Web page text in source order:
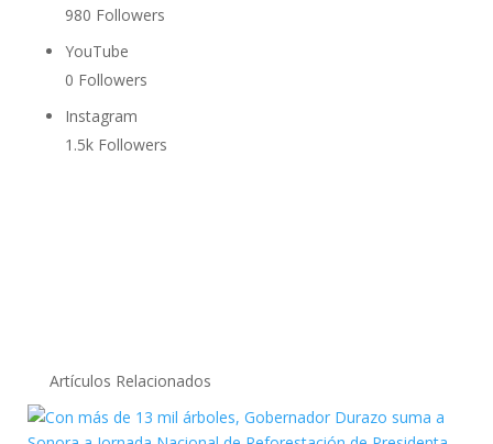
980 Followers
YouTube
0 Followers
Instagram
1.5k Followers
Artículos Relacionados